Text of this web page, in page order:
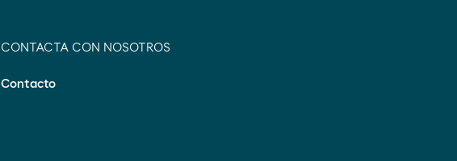
CONTACTA CON NOSOTROS
Contacto